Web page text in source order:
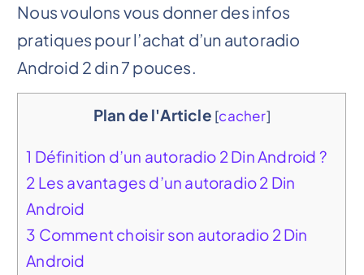
Nous voulons vous donner des infos
pratiques pour l’achat d’un autoradio
Android 2 din 7 pouces.
Plan de l'Article [cacher]
1 Définition d’un autoradio 2 Din Android ?
2 Les avantages d’un autoradio 2 Din
Android
3 Comment choisir son autoradio 2 Din
Android